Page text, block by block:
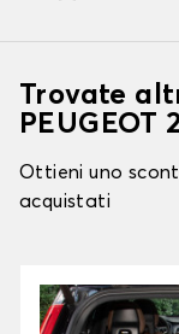
Trovate
PEUGEOT
Ottieni uno
acquistati